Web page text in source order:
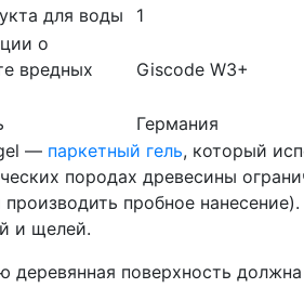
для воды
1
о
вредных
Giscode W3+
Германия
— паркетный гель, который
породах древесины
пробное
и щелей.
поверхность